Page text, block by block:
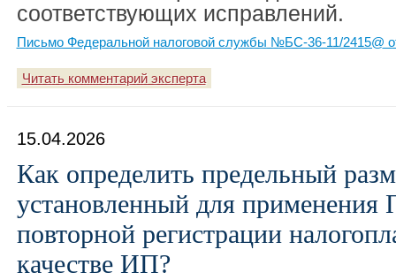
соответствующих исправлений.
Письмо Федеральной налоговой службы №БС-36-11/2415@
Читать комментарий эксперта
15.04.2026
Как определить предельный
установленный для
повторной регистрации
качестве ИП?